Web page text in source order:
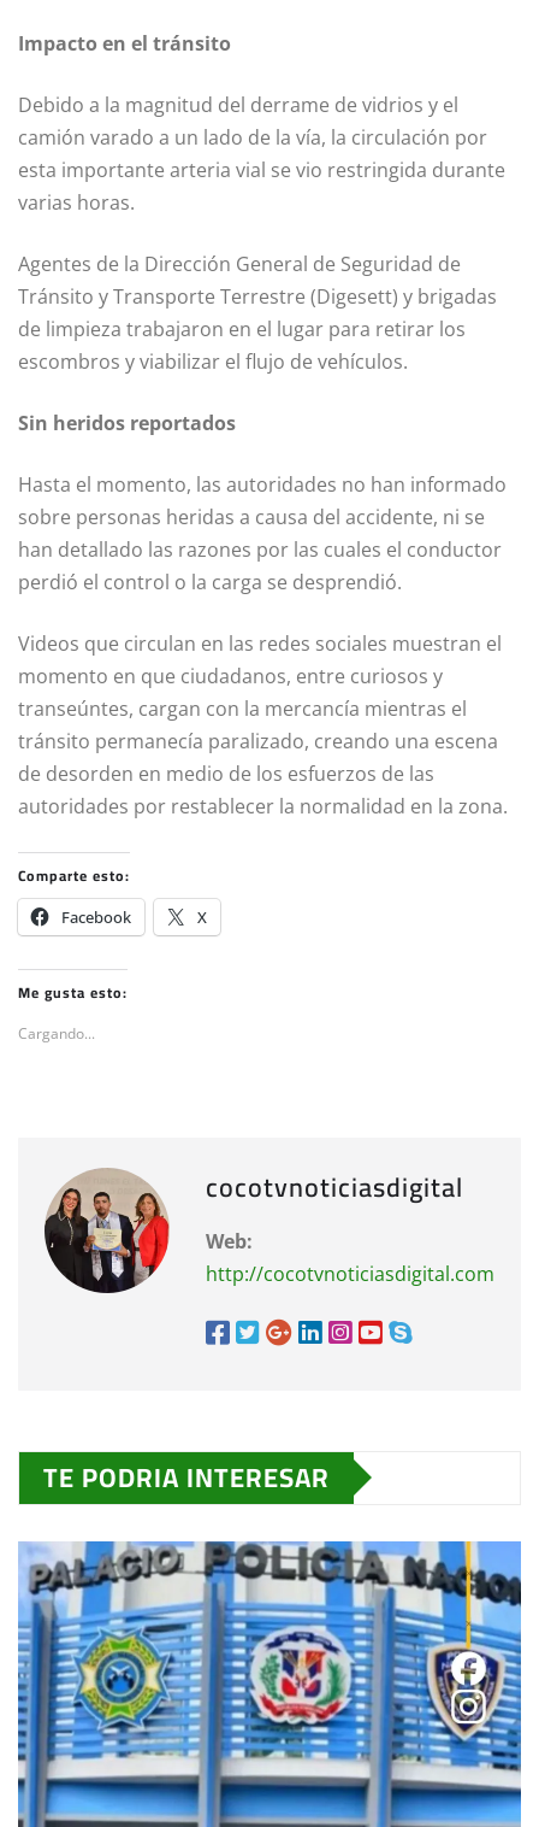
Impacto en el tránsito
Debido a la magnitud del derrame de vidrios y el
camión varado a un lado de la vía, la circulación por
esta importante arteria vial se vio restringida durante
varias horas.
Agentes de la Dirección General de Seguridad de
Tránsito y Transporte Terrestre (Digesett) y brigadas
de limpieza trabajaron en el lugar para retirar los
escombros y viabilizar el flujo de vehículos.
Sin heridos reportados
Hasta el momento, las autoridades no han informado
sobre personas heridas a causa del accidente, ni se
han detallado las razones por las cuales el conductor
perdió el control o la carga se desprendió.
Videos que circulan en las redes sociales muestran el
momento en que ciudadanos, entre curiosos y
transeúntes, cargan con la mercancía mientras el
tránsito permanecía paralizado, creando una escena
de desorden en medio de los esfuerzos de las
autoridades por restablecer la normalidad en la zona.
Comparte esto:
Facebook X
Me gusta esto:
Cargando...
cocotvnoticiasdigital
Web:
http://cocotvnoticiasdigital.com
TE PODRIA INTERESAR